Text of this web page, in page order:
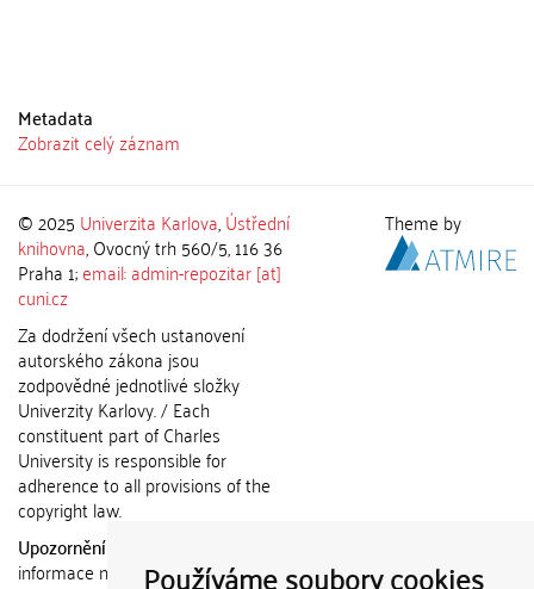
Používáme soubory cookies
Metadata
Zobrazit celý záznam
© 2025 Univerzita Karlova,Ústřední
knihovna, Ovocný trh 560/5, 116 36
Praha 1;email: admin-repozitar [at]
cuni.cz
Za dodržení všech ustanovení
autorského zákona jsou
zodpovědné jednotlivé složky
Univerzity Karlovy. / Each
constituent part of Charles
University is responsible for
adherence to all provisions of the
copyright law.
Upozornění / Notice:
informace nemohou být použity k
Theme by